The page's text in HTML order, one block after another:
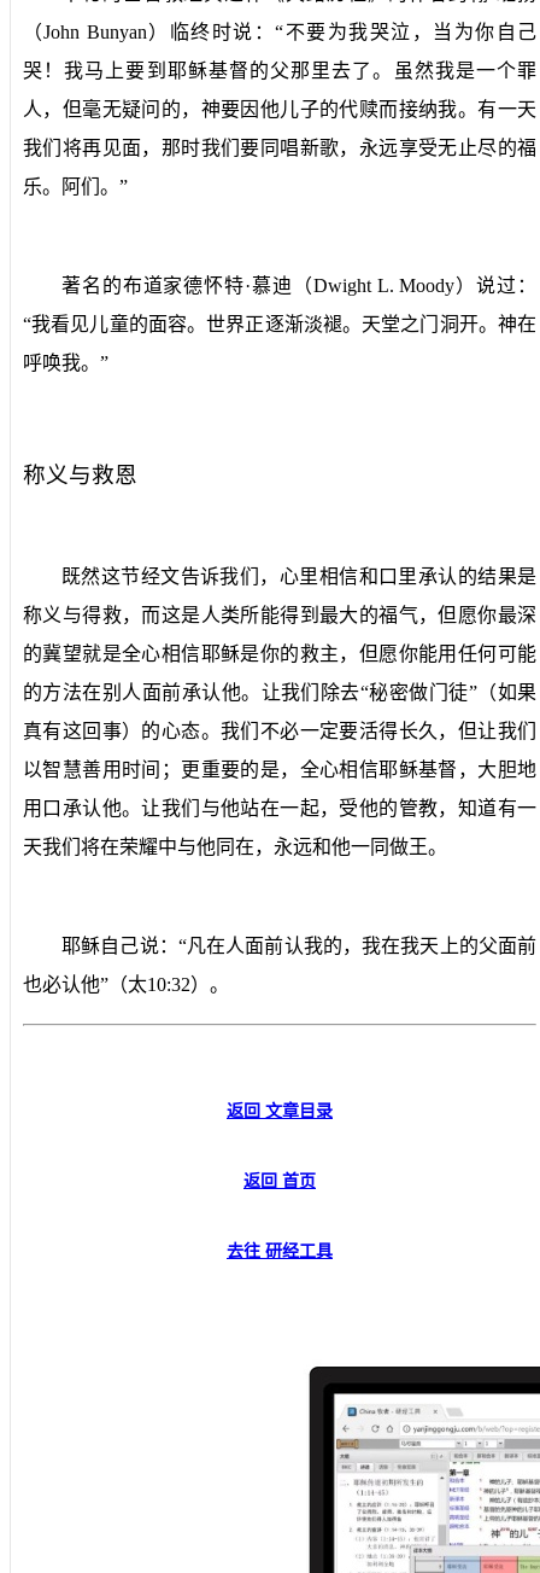
（John Bunyan）临终时说：“不要为我哭泣，当为你自己
哭！我马上要到耶稣基督的父那里去了。虽然我是一个罪
人，但毫无疑问的，神要因他儿子的代赎而接纳我。有一天
我们将再见面，那时我们要同唱新歌，永远享受无止尽的福
乐。阿们。”
著名的布道家德怀特·慕迪（Dwight L. Moody）说过：
“我看见儿童的面容。世界正逐渐淡褪。天堂之门洞开。神在
呼唤我。”
称义与救恩
既然这节经文告诉我们，心里相信和口里承认的结果是
称义与得救，而这是人类所能得到最大的福气，但愿你最深
的冀望就是全心相信耶稣是你的救主，但愿你能用任何可能
的方法在别人面前承认他。让我们除去“秘密做门徒”（如果
真有这回事）的心态。我们不必一定要活得长久，但让我们
以智慧善用时间；更重要的是，全心相信耶稣基督，大胆地
用口承认他。让我们与他站在一起，受他的管教，知道有一
天我们将在荣耀中与他同在，永远和他一同做王。
耶稣自己说：“凡在人面前认我的，我在我天上的父面前
也必认他”（太10:32）。
返回 文章目录
返回 首页
去往 研经工具